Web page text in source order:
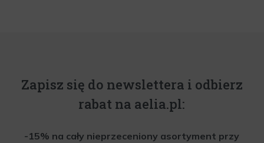
Zapisz się do newslettera i odbierz
rabat na aelia.pl:
-15% na cały nieprzeceniony asortyment przy